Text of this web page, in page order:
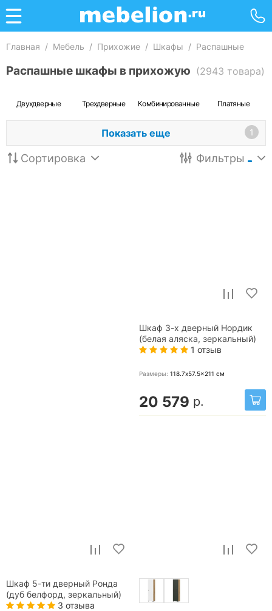
Главная / Мебель / Прихожие / Шкафы / Распашные
Распашные шкафы в прихожую (2943 товара)
Двухдверные Трехдверные Комбинированные Платяные
Показать еще 1
Сортировка Фильтры
Шкаф 3-х дверный Нордик
(белая аляска, зеркальный)
1 отзыв
Размеры: 118.7x57.5x211 см
20 579 р.
Шкаф 5-ти дверный Ронда
(дуб белфорд, зеркальный)
3 отзыва